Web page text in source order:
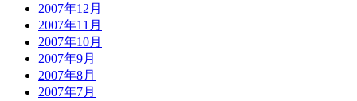
2007年12月
2007年11月
2007年10月
2007年9月
2007年8月
2007年7月